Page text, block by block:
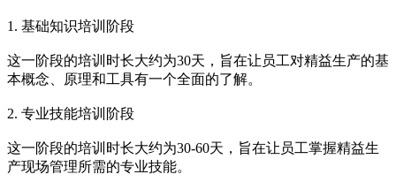
1. 基础知识培训阶段
这一阶段的培训时长大约为30天，旨在让员工对精益生产的基
本概念、原理和工具有一个全面的了解。
2. 专业技能培训阶段
这一阶段的培训时长大约为30-60天，旨在让员工掌握精益生
产现场管理所需的专业技能。